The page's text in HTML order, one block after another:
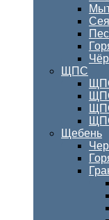
ЩПС
Щебень